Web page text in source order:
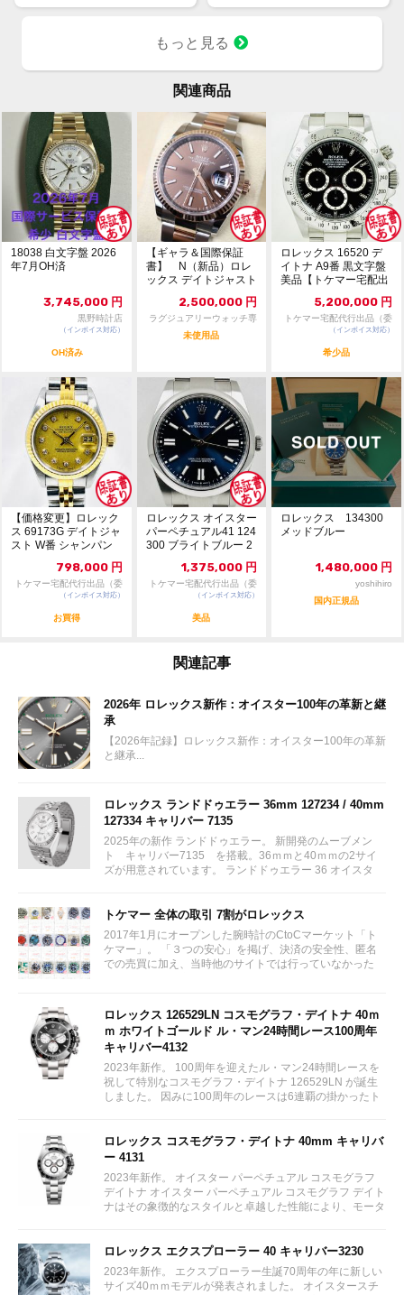
1株に633円
100株→63300円
買って①年間所有するだけで
もっと見る
関連商品
18038 白文字盤 2026
年7月OH済
3,745,000 円
黒野時計店
（インボイス対応）
OH済み
【ギャラ＆国際保証
書】 N（新品）ロレ
ックス デイトジャスト
2,500,000 円
ラグジュアリーウォッチ専
門店：R/M
未使用品
ロレックス 16520 デ
イトナ A9番 黒文字盤
美品【トケマー宅配出
5,200,000 円
トケマー宅配代行出品（委
託販売）
（インボイス対応）
希少品
【価格変更】ロレック
ス 69173G デイトジャ
スト W番 シャンパン
798,000 円
トケマー宅配代行出品（委
託販売）
（インボイス対応）
お買得
ロレックス オイスター
パーペチュアル41 124
300 ブライトブルー 2
1,375,000 円
トケマー宅配代行出品（委
託販売）
（インボイス対応）
美品
ロレックス 134300
メッドブルー
1,480,000 円
yoshihiro
国内正規品
関連記事
2026年 ロレックス新作：オイスター100年の革新と継
承
【2026年記録】ロレックス新作：オイスター100年の革新
と継承...
ロレックス ランドドゥエラー 36mm 127234 / 40mm
127334 キャリバー 7135
2025年の新作 ランドドゥエラー。 新開発のムーブメン
ト キャリバー7135 を搭載。36ｍｍと40ｍｍの2サイ
ズが用意されています。 ランドドゥエラー 36 オイスタ
トケマー 全体の取引 7割がロレックス
2017年1月にオープンした腕時計のCtoCマーケット「ト
ケマー」。 「３つの安心」を掲げ、決済の安全性、匿名
での売買に加え、当時他のサイトでは行っていなかった
ロレックス 126529LN コスモグラフ・デイトナ 40ｍ
ｍ ホワイトゴールド ル・マン24時間レース100周年
キャリバー4132
2023年新作。 100周年を迎えたル・マン24時間レースを
祝して特別なコスモグラフ・デイトナ 126529LN が誕生
しました。 因みに100周年のレースは6連覇の掛かったト
ロレックス コスモグラフ・デイトナ 40mm キャリバ
ー 4131
2023年新作。 オイスター パーペチュアル コスモグラフ
デイトナ オイスター パーペチュアル コスモグラフ デイト
ナはその象徴的なスタイルと卓越した性能により、モータ
ロレックス エクスプローラー 40 キャリバー3230
2023年新作。 エクスプローラー生誕70周年の年に新しい
サイズ40ｍｍモデルが発表されました。 オイスタースチ